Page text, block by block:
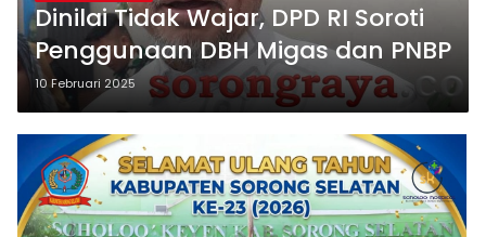
Dinilai Tidak Wajar, DPD RI Soroti
Penggunaan DBH Migas dan PNBP
10 Februari 2025